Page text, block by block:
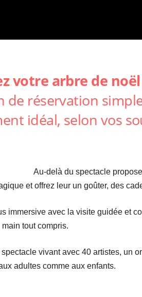
votre arbre de
de réservation
idéal, selon vos
Au-delà du spectacle
et offrez leur un goûter, des
immersive avec la visite guidée et
tout compris.
vivant avec 40 artistes, un
adultes comme aux enfants.